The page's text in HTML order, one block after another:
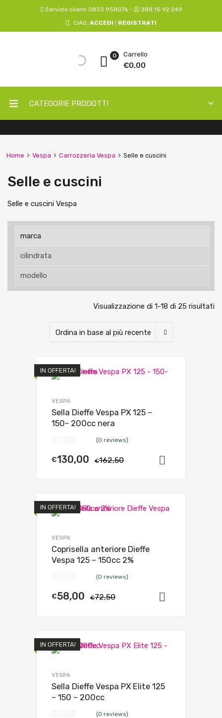
Servizio clienti 0833 958076 –
388 15 92 249
CIAO. ACCEDI REGISTRATI
Carrello
€0,00
0
CATEGORIE PRODOTTI
Home Vespa Carrozzeria Vespa Selle e cuscini
Selle e cuscini
Selle e cuscini Vespa
Visualizzazione di 1-18 di 25 risultati
IN OFFERTA!
VESPA
Sella Dieffe Vespa PX 125 –
150- 200cc nera
(0 reviews)
€162,50
€130,00
IN OFFERTA!
VESPA
Coprisella anteriore Dieffe
Vespa 125 – 150cc 2%
(0 reviews)
€72,50
€58,00
IN OFFERTA!
VESPA
Sella Dieffe Vespa PX Elite 125
– 150 – 200cc
(0 reviews)